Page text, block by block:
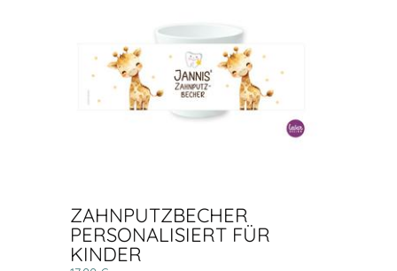
ZAHNPUTZBECHER
PERSONALISIERT FÜR
KINDER